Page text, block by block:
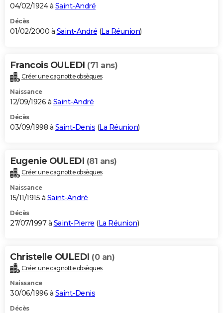
04/02/1924 à Saint-André
Décès
01/02/2000 à Saint-André (La Réunion)
Francois OULEDI (71 ans)
Créer une cagnotte obsèques
Naissance
12/09/1926 à Saint-André
Décès
03/09/1998 à Saint-Denis (La Réunion)
Eugenie OULEDI (81 ans)
Créer une cagnotte obsèques
Naissance
15/11/1915 à Saint-André
Décès
27/07/1997 à Saint-Pierre (La Réunion)
Christelle OULEDI (0 an)
Créer une cagnotte obsèques
Naissance
30/06/1996 à Saint-Denis
Décès